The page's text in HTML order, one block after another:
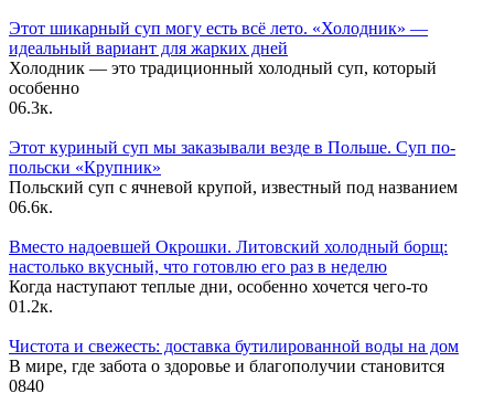
Этот шикарный суп могу есть всё лето. «Холодник» —
идеальный вариант для жарких дней
Холодник — это традиционный холодный суп, который
особенно
06.3к.
Этот куриный суп мы заказывали везде в Польше. Суп по-
польски «Крупник»
Польский суп с ячневой крупой, известный под названием
06.6к.
Вместо надоевшей Окрошки. Литовский холодный борщ:
настолько вкусный, что готовлю его раз в неделю
Когда наступают теплые дни, особенно хочется чего-то
01.2к.
Чистота и свежесть: доставка бутилированной воды на дом
В мире, где забота о здоровье и благополучии становится
0840